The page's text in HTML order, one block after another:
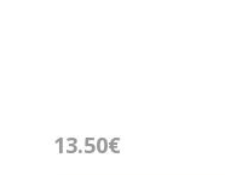
13.50€